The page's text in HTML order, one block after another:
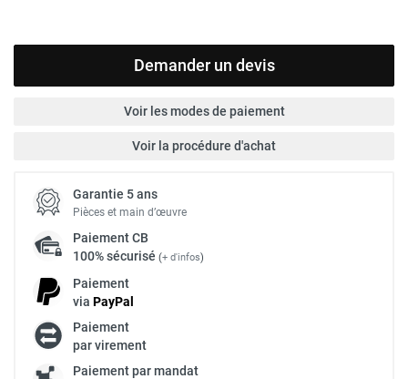
Demander un devis
Voir les modes de paiement
Voir la procédure d'achat
Garantie 5 ans
Pièces et main d’œuvre
PaiementCB
100% sécurisé (+ d'infos)
Paiement
via PayPal
Paiement
par virement
Paiement par mandat